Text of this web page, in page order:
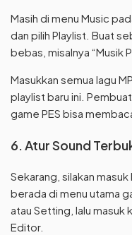
Masih di menu Music
dan pilih Playlist. Buat
bebas, misalnya “Musik
Masukkan semua lagu
playlist baru ini.
game PES bisa
6. Atur Sound
Sekarang, silakan
berada di menu utama
atau Setting, lalu masuk
Editor.